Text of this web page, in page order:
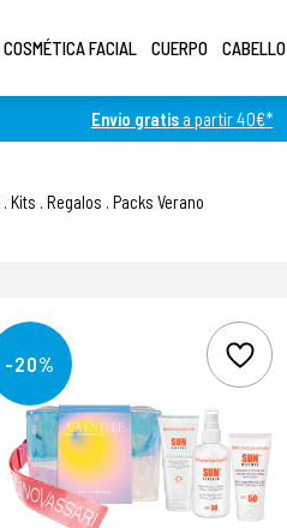
Envío gratis a partir 40€*
COSMÉTICA FACIAL CUERPO CABELLO
Kits Regalos Packs Verano
-20%